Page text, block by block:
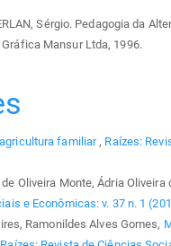
Sérgio. Pedagogia da
Mansur Ltda, 1996.
familiar , Raízes:
Oliveira Monte, Ádria Oliveira
e Econômicas: v. 37 n. 1
Ramonildes Alves Gomes,